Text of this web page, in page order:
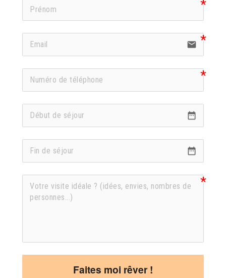
email
date_range
date_range
Faites moi rêver !